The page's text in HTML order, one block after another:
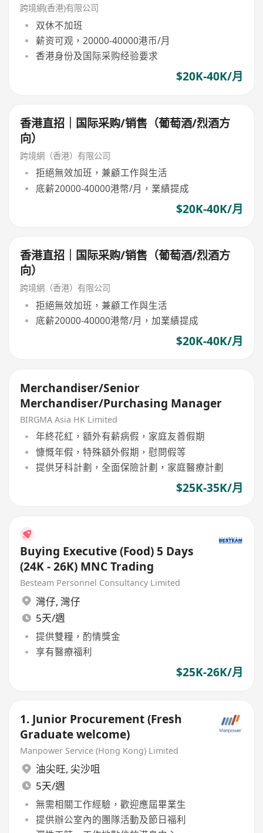
跨境網(香港)有限公司
双休不加班
薪资可观，20000-40000港币/月
香港身份及国际采购经验要求
$20K-40K/月
香港直招｜国际采购/销售（葡萄酒/烈酒方
向）
跨境網（香港）有限公司
拒絕無效加班，兼顧工作與生活
底薪20000-40000港幣/月，業績提成
$20K-40K/月
香港直招｜国际采购/销售（葡萄酒/烈酒方
向）
跨境網（香港）有限公司
拒絕無效加班，兼顧工作與生活
底薪20000-40000港幣/月，加業績提成
$20K-40K/月
Merchandiser/Senior
Merchandiser/Purchasing Manager
BIRGMA Asia HK Limited
年終花紅，額外有薪病假，家庭友善假期
慷慨年假，特殊額外假期，慰問假等
提供牙科計劃，全面保險計劃，家庭醫療計劃
$25K-35K/月
Buying Executive (Food) 5 Days
(24K - 26K) MNC Trading
Besteam Personnel Consultancy Limited
灣仔, 灣仔
5天/週
提供雙糧，酌情獎金
享有醫療福利
$25K-26K/月
1. Junior Procurement (Fresh
Graduate welcome)
Manpower Service (Hong Kong) Limited
油尖旺, 尖沙咀
5天/週
無需相關工作經驗，歡迎應屆畢業生
提供辦公室內的團隊活動及節日福利